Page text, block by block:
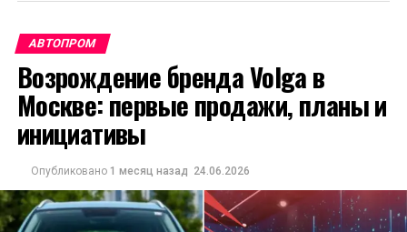
АВТОПРОМ
Возрождение бренда Volga в
Москве: первые продажи, планы и
инициативы
Опубликовано 1 месяц назад 24.06.2026